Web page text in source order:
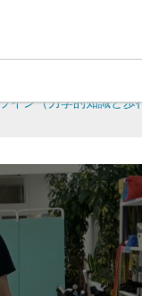
イン（力学的知識と